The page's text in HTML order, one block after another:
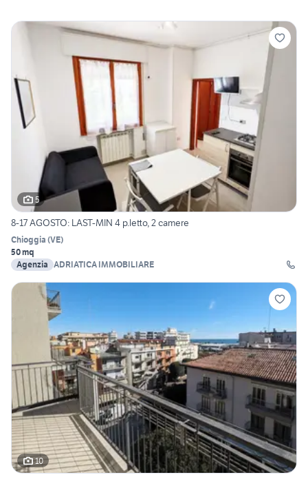
5
8-17 AGOSTO: LAST-MIN 4 p.letto, 2 camere
Chioggia (VE)
50 mq
Agenzia ADRIATICA IMMOBILIARE
10